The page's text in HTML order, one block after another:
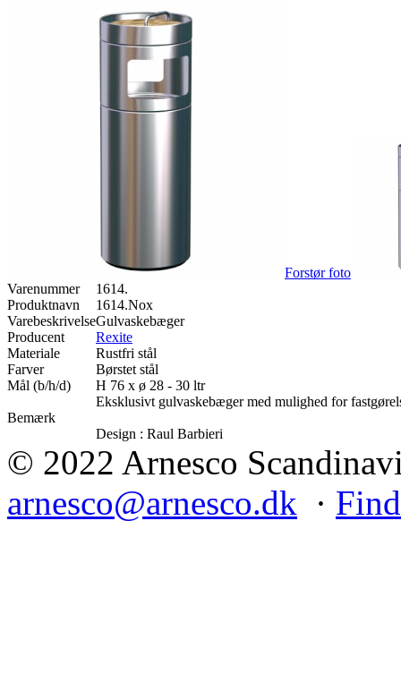
Forstør foto
Varenummer
1614.
Produktnavn
1614.Nox
VarebeskrivelseGulvaskebæger
Producent
Rexite
Materiale
Rustfri stål
Farver
Børstet stål
Mål (b/h/d)
H 76 x ø 28 - 30 ltr
Bemærk
Eksklusivt gulvaskebæger med mulighed for
Design : Raul Barbieri
© 2022 Arnesco
arnesco@arnesco.dk ·